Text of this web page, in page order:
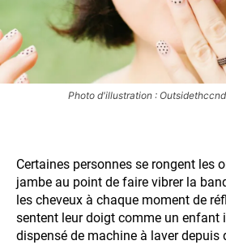
Photo d'illustration :
Certaines personnes se rongent les
jambe au point de faire vibrer la
les cheveux à chaque moment de
sentent leur doigt comme un enfant
dispensé de machine à laver depuis